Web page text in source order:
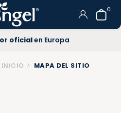
0
oficialen Europa
INICIO MAPA DEL SITIO